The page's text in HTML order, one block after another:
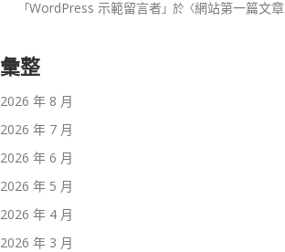
「WordPress 示範留言者」於〈網站第一篇文章
彙整
2026 年 8 月
2026 年 7 月
2026 年 6 月
2026 年 5 月
2026 年 4 月
2026 年 3 月